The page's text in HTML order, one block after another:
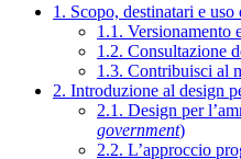
1. Scopo, destinatari e
1.1. Versionamento
1.2. Consultazione
1.3. Contribuisci al
2. Introduzione al design
2.1. Design per
government)
2.2. L’approccio